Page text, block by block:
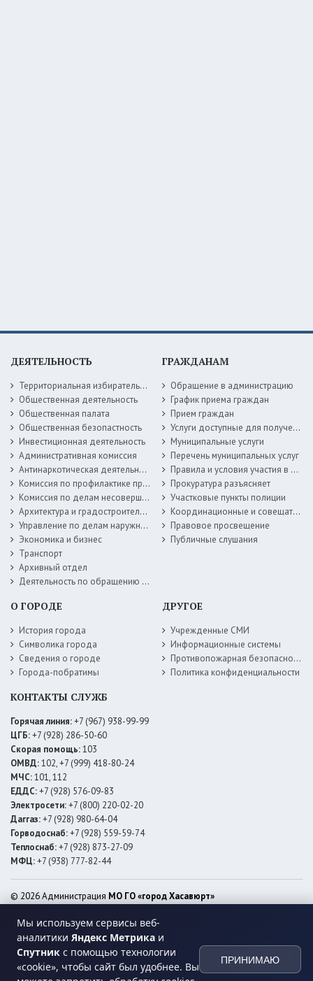
Мы используем сервисы веб-
аналитики Яндекс Метрика и
Спутник с помощью технологии
«cookie», чтобы сайт был удобнее. Вы
ПРИНИМАЮ
ДЕЯТЕЛЬНОСТЬ
Территориальная избирательная комиссия
Общественная деятельность
Общественная палата
Общественная безопастность
Инвестиционная деятельность
Административная комиссия
Антинаркотическая деятельность
Комиссия по профилактике правонарушений
Комиссия по делам несовершеннолетних
Архитектура и градостроительство
Управление по делам наружной рекламы
Экономика и бизнес
Транспорт
Архивный отдел
Деятельность по обращению с животными без владельцев
ГРАЖДАНАМ
Обращение в администрацию
График приема граждан
Прием граждан
Услуги доступные для получения в электронной форме
Муниципальные услуги
Перечень муниципальных услуг
Правила и условия участия в жилищных программах
Прокуратура разъясняет
Участковые пункты полиции
Координационные и совещательные органы
Правовое просвещение
Публичные слушания
О ГОРОДЕ
История города
Символика города
Сведения о городе
Города-побратимы
ДРУГОЕ
Учрежденные СМИ
Информационные системы
Противопожарная безопасность
Политика конфиденциальности
КОНТАКТЫ СЛУЖБ
Горячая линия:+7 (967) 938-99-99
ЦГБ:+7 (928) 286-50-60
Скорая помощь:103
ОМВД:102, +7 (999) 418-80-24
МЧС:101, 112
ЕДДС:+7 (928) 576-09-83
Электросети:+7 (800) 220-02-20
Даггаз:+7 (928) 980-64-04
Горводоснаб:+7 (928) 559-59-74
Теплоснаб:+7 (928) 873-27-09
МФЦ:+7 (938) 777-82-44
© 2026 Администрация МО ГО «город Хасавюрт»